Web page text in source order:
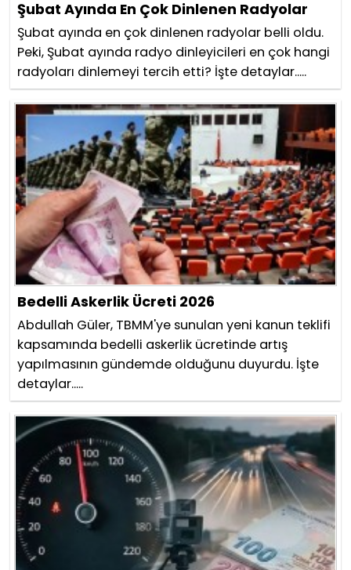
Şubat Ayında En Çok Dinlenen Radyolar
Şubat ayında en çok dinlenen radyolar belli oldu.
Peki, Şubat ayında radyo dinleyicileri en çok hangi
radyoları dinlemeyi tercih etti? İşte detaylar.....
Bedelli Askerlik Ücreti 2026
Abdullah Güler, TBMM'ye sunulan yeni kanun teklifi
kapsamında bedelli askerlik ücretinde artış
yapılmasının gündemde olduğunu duyurdu. İşte
detaylar.....